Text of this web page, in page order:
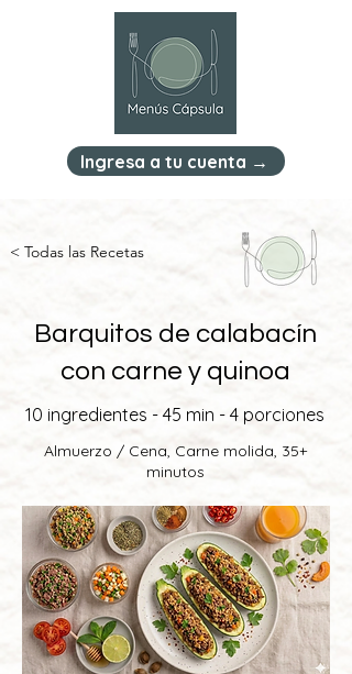
Ingresa a tu cuenta →
< Todas las Recetas
Barquitos de calabacín
con carne y quinoa
10 ingredientes - 45 min - 4 porciones
Almuerzo / Cena, Carne molida, 35+
minutos